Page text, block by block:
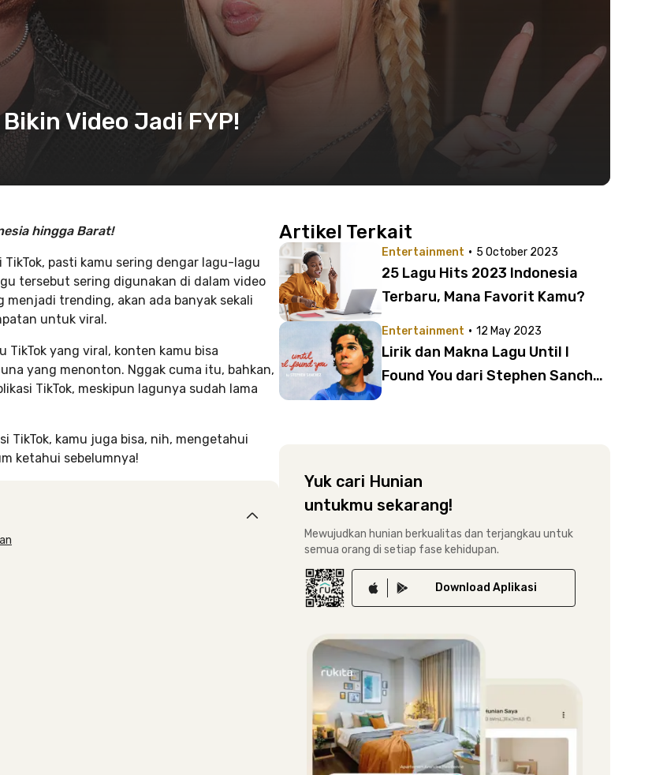
Video Jadi FYP!
hingga Barat!
TikTok, pasti kamu sering dengar lagu-lagu
tersebut sering digunakan di dalam video
menjadi trending, akan ada banyak sekali
untuk viral.
TikTok yang viral, konten kamu bisa
yang menonton. Nggak cuma itu, bahkan,
TikTok, meskipun lagunya sudah lama
TikTok, kamu juga bisa, nih, mengetahui
ketahui sebelumnya!
Artikel Terkait
Entertainment · 5 October 2023
25 Lagu Hits 2023 Indonesia
Terbaru, Mana Favorit Kamu?
Entertainment · 12 May 2023
Lirik dan Makna Lagu Until I
Found You dari Stephen Sanchez
Yuk cari Hunian
untukmu sekarang!
Mewujudkan hunian berkualitas dan terjangkau untuk
semua orang di setiap fase kehidupan.
Download Aplikasi